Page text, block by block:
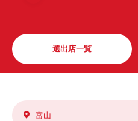
選出店一覧
富山